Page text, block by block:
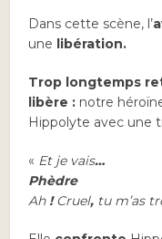
Dans cette scène, l’
une libération.
Trop longtemps
libère : notre
Hippolyte avec une
« Et je vais…
Phèdre
Ah !Cruel, tu m’as